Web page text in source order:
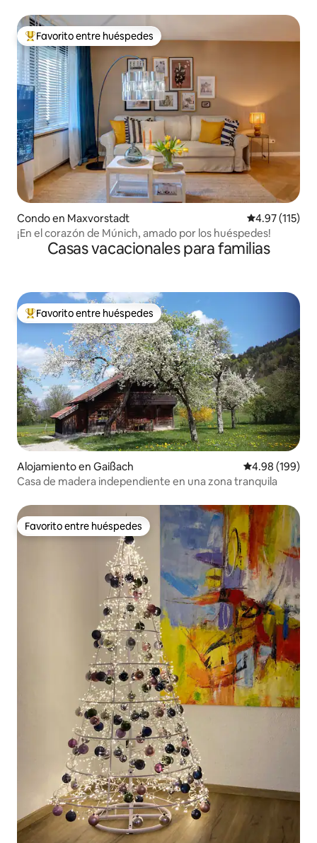
Favorito entre huéspedes preferido
Favorito entre huéspedes
Condo en Maxvorstadt Calificación
4.97 (115)
¡En el corazón de Múnich, amado por los huéspedes!
Casas vacacionales para familias
Favorito entre huéspedes preferido
Favorito entre huéspedes
Alojamiento en Gaißach Calificación
4.98 (199)
Casa de madera independiente en una zona tranquila
Favorito entre huéspedes
Favorito entre huéspedes